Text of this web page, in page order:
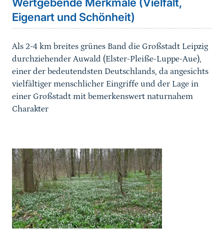
Wertgebende Merkmale (Vielfalt,
Eigenart und Schönheit)
Als 2-4 km breites grünes Band die Großstadt Leipzig
durchziehender Auwald (Elster-Pleiße-Luppe-Aue),
einer der bedeutendsten Deutschlands, da angesichts
vielfältiger menschlicher Eingriffe und der Lage in
einer Großstadt mit bemerkenswert naturnahem
Charakter